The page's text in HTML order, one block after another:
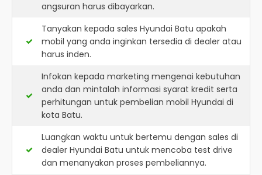
angsuran harus dibayarkan.
Tanyakan kepada sales Hyundai Batu apakah
mobil yang anda inginkan tersedia di dealer atau
harus inden.
Infokan kepada marketing mengenai kebutuhan
anda dan mintalah informasi syarat kredit serta
perhitungan untuk pembelian mobil Hyundai di
kota Batu.
Luangkan waktu untuk bertemu dengan sales di
dealer Hyundai Batu untuk mencoba test drive
dan menanyakan proses pembeliannya.